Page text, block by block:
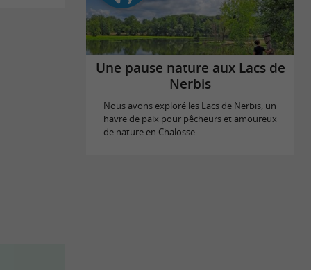
Une pause nature aux Lacs de
Nerbis
Nous avons exploré les Lacs de Nerbis, un
havre de paix pour pêcheurs et amoureux
de nature en Chalosse. ...